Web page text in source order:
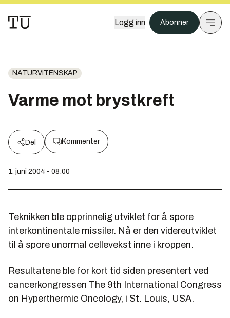
Logg inn Abonner
NATURVITENSKAP
Varme mot brystkreft
Del Kommenter
1. juni 2004 - 08:00
Teknikken ble opprinnelig utviklet for å spore
interkontinentale missiler. Nå er den videreutviklet
til å spore unormal cellevekst inne i kroppen.
Resultatene ble for kort tid siden presentert ved
cancerkongressen The 9th International Congress
on Hyperthermic Oncology, i St. Louis, USA.